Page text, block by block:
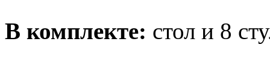
В комплекте: стол и 8